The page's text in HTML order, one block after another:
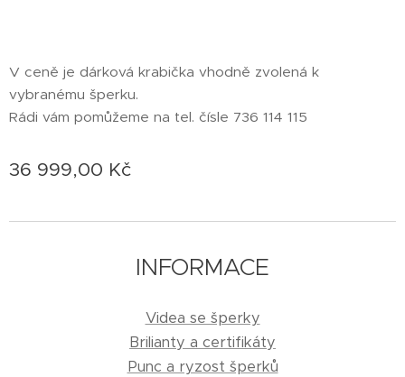
V ceně je dárková krabička vhodně zvolená k
vybranému šperku.
Rádi vám pomůžeme na tel. čísle 736 114 115
36 999,00 Kč
INFORMACE
Videa se šperky
Brilianty a certifikáty
Punc a ryzost šperků